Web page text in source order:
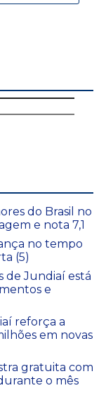
do Brasil no
e nota 7,1
no tempo
(5)
de Jundiaí está
e
reforça a
em novas
gratuita com
o mês